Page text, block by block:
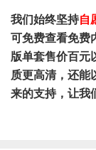
我们始终坚持自
可免费查看免费
版单套售价百元
质更高清，还能
来的支持，让我